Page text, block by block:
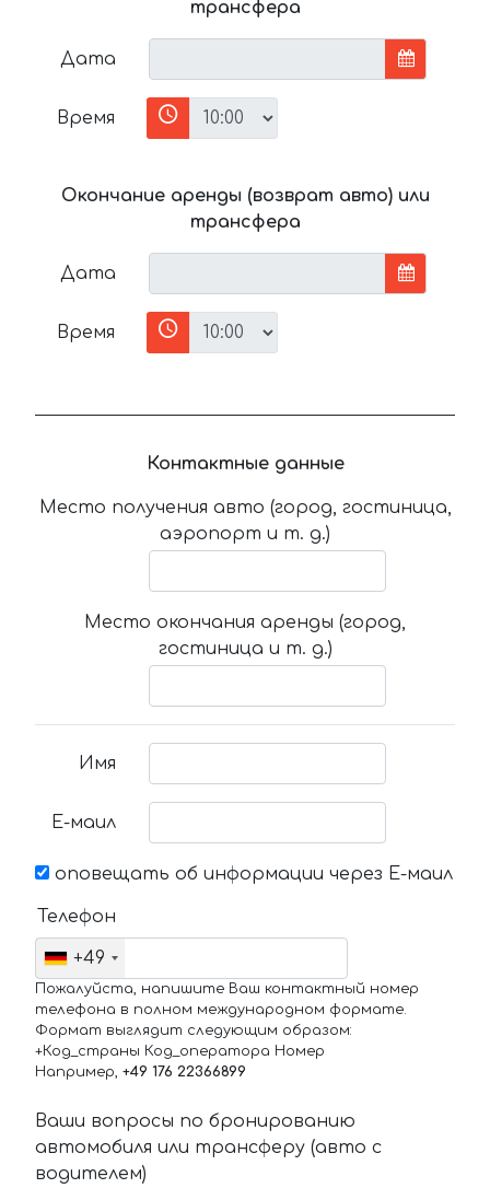
трансфера
Дата
Время
Окончание аренды (возврат авто) или
трансфера
Дата
Время
Контактные данные
Место получения авто (город, гостиница,
аэропорт и т. д.)
Место окончания аренды (город,
гостиница и т. д.)
Имя
Е-маил
оповещать об информации через Е-маил
Телефон
+49
Пожалуйста, напишите Ваш контактный номер
телефона в полном международном формате.
Формат выглядит следующим образом:
+Код_страны Код_оператора Номер
Например, +49 176 22366899
Ваши вопросы по бронированию
автомобиля или трансферу (авто с
водителем)